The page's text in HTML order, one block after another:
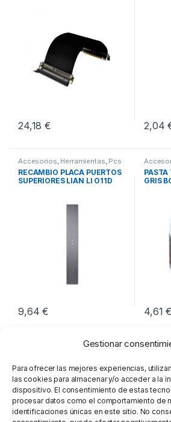
Gestionar
Para ofrecer las mejores experiencias,
las cookies para almacenar y/o acceder a la
dispositivo. El consentimiento de estas
procesar datos como el comportamiento de
identificaciones únicas en este sitio. No
24,18€ 2,04
Accesorios, Herramientas, Pcs
Integración
RECAMBIO PLACA PUERTOS
SUPERIORES LIAN LI O11D
9,64€
PASTA
GRIS
4,61€